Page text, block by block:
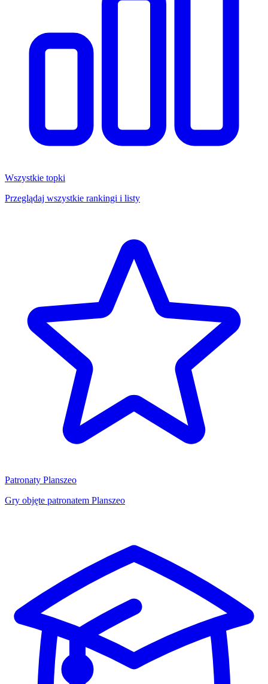
Wszystkie topki
Przeglądaj wszystkie rankingi i listy
Patronaty Planszeo
Gry objęte patronatem Planszeo